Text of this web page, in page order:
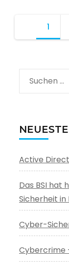
1
Suchen
nach:
Active
Das BSI hat
Sicherheit
Cyber-
Cybercrime